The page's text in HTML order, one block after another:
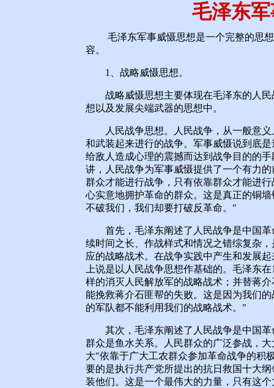
毛泽东
毛泽东军事威慑思想是一个完整的思想
容。
1、战略威慑思想。
战略威慑思想主要体现在毛泽东的人民
想以及发展尖端武器的思想中。
人民战争思想。人民战争，从一般意义
和武装起来进行的战争。军事威慑说到底
给敌人造成心理的震撼而达到战争目的的
讲，人民战争为军事威慑提供了一个有力
群众才能进行战争，只有依靠群众才能进
心实意地拥护革命的群众。这是真正的铜
不破我们，我们却要打破反革命。"
首先，毛泽东阐述了人民战争是中国革
续时间之长、作战样式和情况之错综复杂
应的战略战术。在战争实践中产生和发展
上说是以人民战争思想作基础的。毛泽东
样的消灭人民解放军的战略战术；并替蒋
能挽救蒋介石匪帮的失败。这是因为我们
的军队都不能利用我们的战略战术。"
其次，毛泽东阐述了人民战争是中国革
群众是鱼水关系。人民群众的广泛参战，
大"依靠于广大工农群众参加革命战争的积
要的是执行共产党所提出的抗日救国十大
装他们。这是一个最伟大的力量，只有这